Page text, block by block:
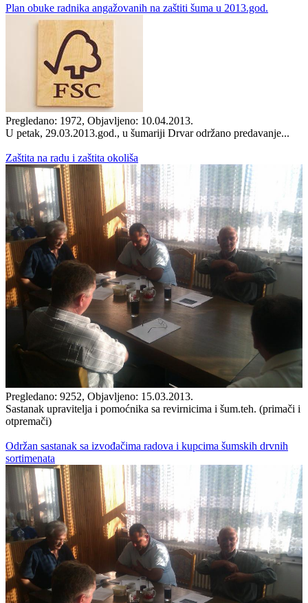
Plan obuke radnika angažovanih na zaštiti šuma u 2013.god.
Pregledano: 1972, Objavljeno: 10.04.2013.
U petak, 29.03.2013.god., u šumariji Drvar održano predavanje...
Zaštita na radu i zaštita okoliša
Pregledano: 9252, Objavljeno: 15.03.2013.
Sastanak upravitelja i pomoćnika sa revirnicima i šum.teh. (primači i
otpremači)
Održan sastanak sa izvođačima radova i kupcima šumskih drvnih
sortimenata